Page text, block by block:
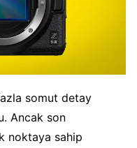
somut detay
Ancak son
noktaya sahip